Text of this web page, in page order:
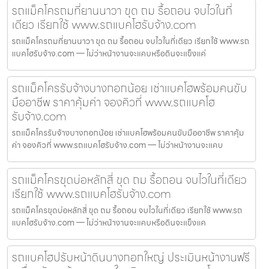
รถแม็คโครถมที่ยานนาวา ขุด ถม รื้อถอน จบไวในที่
เดียว เรียกใช้ www.รถแบคโฮรับจ้าง.com
รถแม็คโครถมที่ยานนาวา ขุด ถม รื้อถอน จบไวในที่เดียว เรียกใช้ www.รถ
แบคโฮรับจ้าง.com — ไม่ว่าหน้างานจะแคบหรือดินจะแข็งแค่
รถแม็คโครรับจ้างบางกอกน้อย เช่าแบคโฮพร้อมคนขับ
มืออาชีพ ราคาคุ้มค่า จองคิวที่ www.รถแบคโฮ
รับจ้าง.com
รถแม็คโครรับจ้างบางกอกน้อย เช่าแบคโฮพร้อมคนขับมืออาชีพ ราคาคุ้ม
ค่า จองคิวที่ www.รถแบคโฮรับจ้าง.com — ไม่ว่าหน้างานจะแคบ
รถแม็คโครขุดบ่อหลักสี่ ขุด ถม รื้อถอน จบไวในที่เดียว
เรียกใช้ www.รถแบคโฮรับจ้าง.com
รถแม็คโครขุดบ่อหลักสี่ ขุด ถม รื้อถอน จบไวในที่เดียว เรียกใช้ www.รถ
แบคโฮรับจ้าง.com — ไม่ว่าหน้างานจะแคบหรือดินจะแข็งแค
รถแบคโฮปรับหน้าดินบางกอกใหญ่ ประเมินหน้างานฟรี